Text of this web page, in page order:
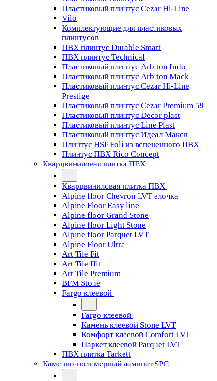
Пластиковый плинтус Cezar Hi-Line
Vilo
Комплектующие для пластиковых
плинтусов
ПВХ плинтус Durable Smart
ПВХ плинтус Technical
Пластиковый плинтус Arbiton Indo
Пластиковый плинтус Arbiton Mack
Пластиковый плинтус Cezar Hi-Line
Prestige
Пластиковый плинтус Cezar Premium 59
Пластиковый плинтус Decor plast
Пластиковый плинтус Line Plast
Пластиковый плинтус Идеал Макси
Плинтус HSP Foli из вспененного ПВХ
Плинтус ПВХ Rico Concept
Кварцвиниловая плитка ПВХ
Кварцвиниловая плитка ПВХ
Alpine floor Chevron LVT елочка
Alpine Floor Easy line
Alpine floor Grand Stone
Alpine floor Light Stone
Alpine floor Parquet LVT
Alpine Floor Ultra
Art Tile Fit
Art Tile Hit
Art Tile Premium
BFM Stone
Fargo клеевой
Fargo клеевой
Камень клеевой Stone LVT
Комфорт клеевой Comfort LVT
Паркет клеевой Parquet LVT
ПВХ плитка Tarkett
Каменно-полимерный ламинат SPC